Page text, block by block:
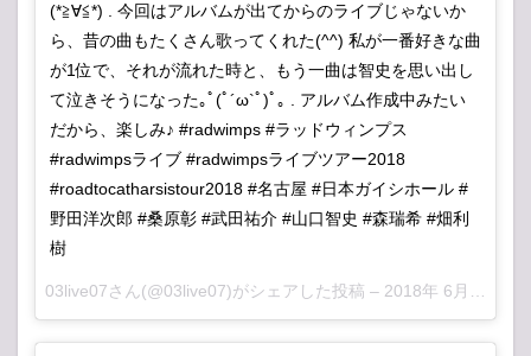
(*≧∀≦*) . 今回はアルバムが出てからのライブじゃないか
ら、昔の曲もたくさん歌ってくれた(^^) 私が一番好きな曲
が1位で、それが流れた時と、もう一曲は智史を思い出し
て泣きそうになった｡ﾟ(ﾟ´ω`ﾟ)ﾟ｡ . アルバム作成中みたい
だから、楽しみ♪ #radwimps #ラッドウィンプス
#radwimpsライブ #radwimpsライブツアー2018
#roadtocatharsistour2018 #名古屋 #日本ガイシホール #
野田洋次郎 #桑原彰 #武田祐介 #山口智史 #森瑞希 #畑利
樹
03live07さん(@03live07)がシェアした投稿 – 2018年 6月月12日午前4時27分PDT